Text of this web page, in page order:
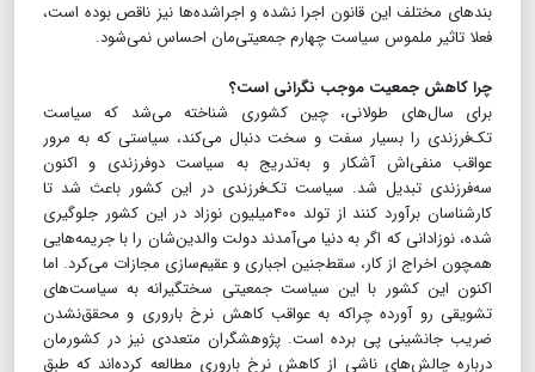
بندهای مختلف این قانون اجرا نشده و اجراشده‌ها نیز ناقص بوده است،
فعلا تاثیر ملموس سیاست چهارم جمعیتی‌مان احساس نمی‌شود.
چرا کاهش جمعیت موجب نگرانی است؟
برای سال‌های طولانی، چین کشوری شناخته می‌شد که سیاست
تک‌فرزندی را بسیار سفت و سخت دنبال می‌کند، سیاستی که به مرور
عواقب منفی‌اش آشکار و به‌تدریج به سیاست دوفرزندی و اکنون
سه‌فرزندی تبدیل شد. سیاست تک‌فرزندی در این کشور باعث شد تا
کارشناسان برآورد کنند از تولد ۴۰۰میلیون نوزاد در این کشور جلوگیری
شده، نوزادانی که اگر به دنیا می‌آمدند دولت والدین‌شان را با جریمه‌هایی
همچون اخراج از کار، سقط‌جنین اجباری و عقیم‌سازی مجازات می‌کرد. اما
اکنون این کشور با این سیاست جمعیتی سختگیرانه به سیاست‌های
تشویقی رو آورده چراکه به عواقب کاهش نرخ باروری و محقق‌نشدن
ضریب جانشینی پی برده است. پژوهشگران متعددی نیز در کشورمان
درباره چالش‌های ناشی از کاهش نرخ باروری مطالعه کرده‌اند که طبق